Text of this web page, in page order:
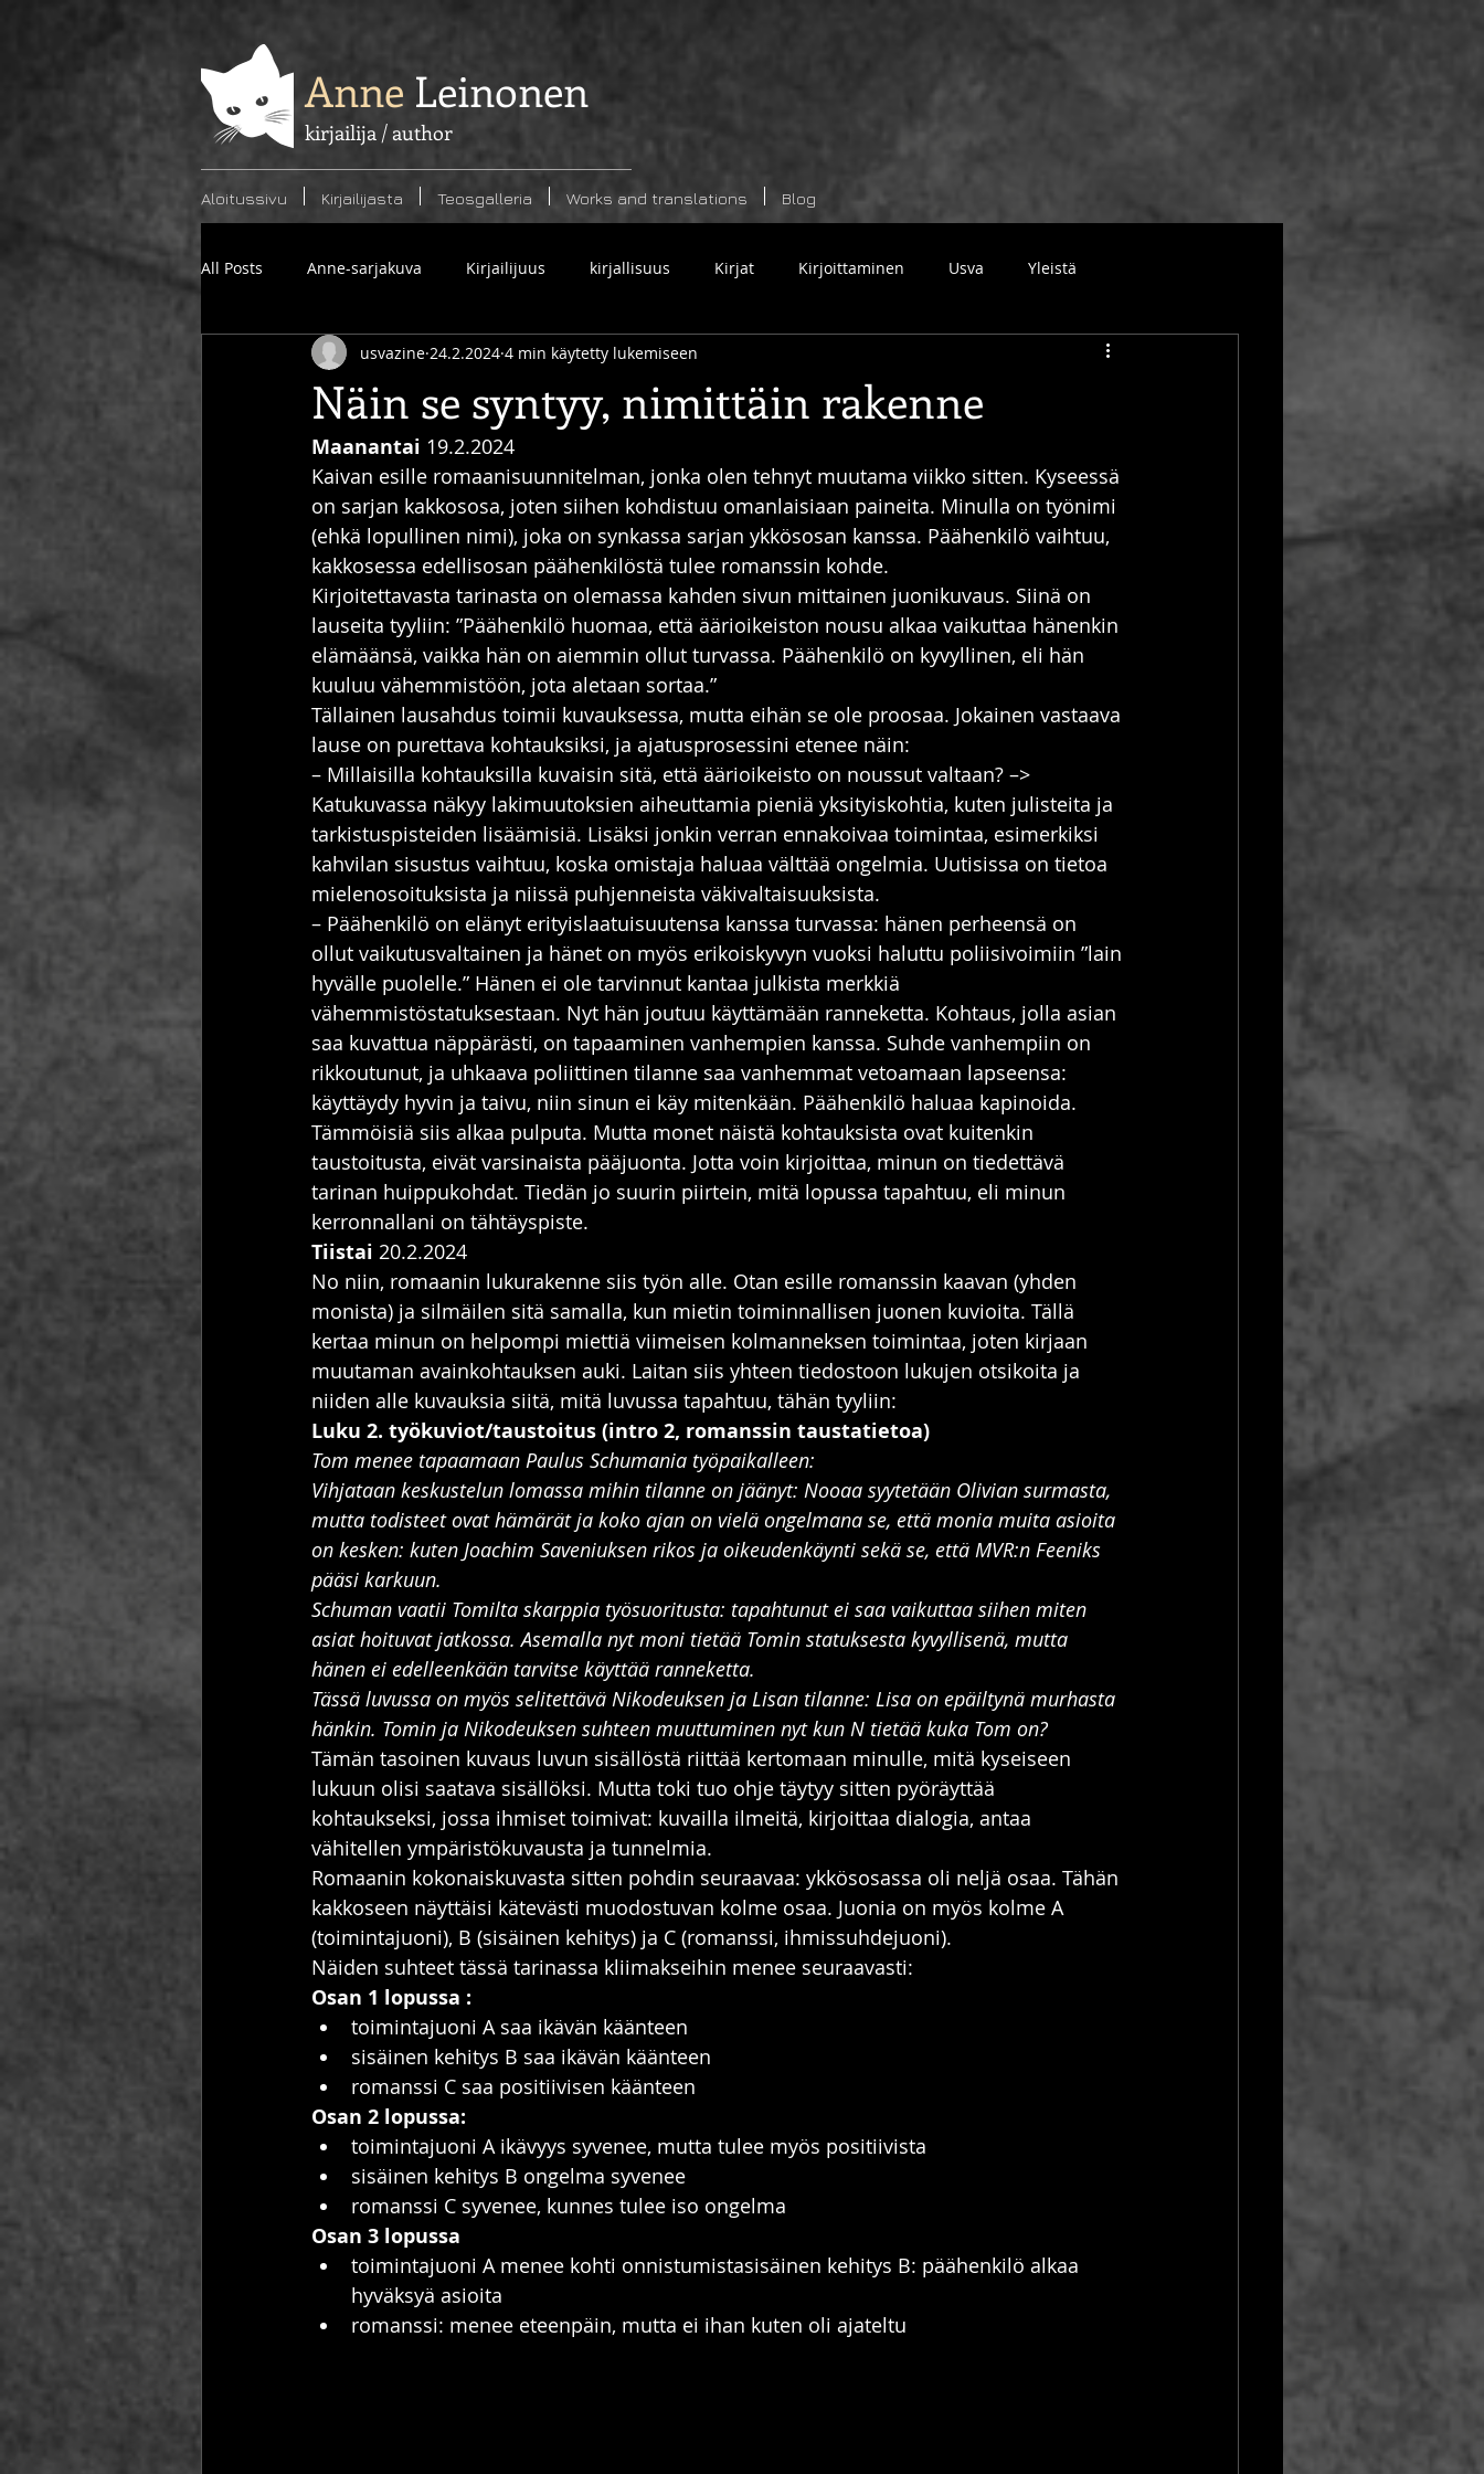
Anne Leinonen
kirjailija / author
Aloitussivu Kirjailijasta Teosgalleria Works and translations Blog
All Posts Anne-sarjakuva Kirjailijuus kirjallisuus Kirjat Kirjoittaminen Usva Yleistä
Näin se syntyy, nimittäin rakenne
usvazine 24.2.2024 4 min käytetty lukemiseen
Maanantai 19.2.2024
Kaivan esille romaanisuunnitelman, jonka olen tehnyt muutama viikko sitten. Kyseessä
on sarjan kakkososa, joten siihen kohdistuu omanlaisiaan paineita. Minulla on työnimi
(ehkä lopullinen nimi), joka on synkassa sarjan ykkösosan kanssa. Päähenkilö vaihtuu,
kakkosessa edellisosan päähenkilöstä tulee romanssin kohde.
Kirjoitettavasta tarinasta on olemassa kahden sivun mittainen juonikuvaus. Siinä on
lauseita tyyliin: ”Päähenkilö huomaa, että äärioikeiston nousu alkaa vaikuttaa hänenkin
elämäänsä, vaikka hän on aiemmin ollut turvassa. Päähenkilö on kyvyllinen, eli hän
kuuluu vähemmistöön, jota aletaan sortaa.”
Tällainen lausahdus toimii kuvauksessa, mutta eihän se ole proosaa. Jokainen vastaava
lause on purettava kohtauksiksi, ja ajatusprosessini etenee näin:
– Millaisilla kohtauksilla kuvaisin sitä, että äärioikeisto on noussut valtaan? –>
Katukuvassa näkyy lakimuutoksien aiheuttamia pieniä yksityiskohtia, kuten julisteita ja
tarkistuspisteiden lisäämisiä. Lisäksi jonkin verran ennakoivaa toimintaa, esimerkiksi
kahvilan sisustus vaihtuu, koska omistaja haluaa välttää ongelmia. Uutisissa on tietoa
mielenosoituksista ja niissä puhjenneista väkivaltaisuuksista.
– Päähenkilö on elänyt erityislaatuisuutensa kanssa turvassa: hänen perheensä on
ollut vaikutusvaltainen ja hänet on myös erikoiskyvyn vuoksi haluttu poliisivoimiin ”lain
hyvälle puolelle.” Hänen ei ole tarvinnut kantaa julkista merkkiä
vähemmistöstatuksestaan. Nyt hän joutuu käyttämään ranneketta. Kohtaus, jolla asian
saa kuvattua näppärästi, on tapaaminen vanhempien kanssa. Suhde vanhempiin on
rikkoutunut, ja uhkaava poliittinen tilanne saa vanhemmat vetoamaan lapseensa:
käyttäydy hyvin ja taivu, niin sinun ei käy mitenkään. Päähenkilö haluaa kapinoida.
Tämmöisiä siis alkaa pulputa. Mutta monet näistä kohtauksista ovat kuitenkin
taustoitusta, eivät varsinaista pääjuonta. Jotta voin kirjoittaa, minun on tiedettävä
tarinan huippukohdat. Tiedän jo suurin piirtein, mitä lopussa tapahtuu, eli minun
kerronnallani on tähtäyspiste.
Tiistai 20.2.2024
No niin, romaanin lukurakenne siis työn alle. Otan esille romanssin kaavan (yhden
monista) ja silmäilen sitä samalla, kun mietin toiminnallisen juonen kuvioita. Tällä
kertaa minun on helpompi miettiä viimeisen kolmanneksen toimintaa, joten kirjaan
muutaman avainkohtauksen auki. Laitan siis yhteen tiedostoon lukujen otsikoita ja
niiden alle kuvauksia siitä, mitä luvussa tapahtuu, tähän tyyliin:
Luku 2. työkuviot/taustoitus (intro 2, romanssin taustatietoa)
Tom menee tapaamaan Paulus Schumania työpaikalleen:
Vihjataan keskustelun lomassa mihin tilanne on jäänyt: Nooaa syytetään Olivian surmasta,
mutta todisteet ovat hämärät ja koko ajan on vielä ongelmana se, että monia muita asioita
on kesken: kuten Joachim Saveniuksen rikos ja oikeudenkäynti sekä se, että MVR:n Feeniks
pääsi karkuun.
Schuman vaatii Tomilta skarppia työsuoritusta: tapahtunut ei saa vaikuttaa siihen miten
asiat hoituvat jatkossa. Asemalla nyt moni tietää Tomin statuksesta kyvyllisenä, mutta
hänen ei edelleenkään tarvitse käyttää ranneketta.
Tässä luvussa on myös selitettävä Nikodeuksen ja Lisan tilanne: Lisa on epäiltynä murhasta
hänkin. Tomin ja Nikodeuksen suhteen muuttuminen nyt kun N tietää kuka Tom on?
Tämän tasoinen kuvaus luvun sisällöstä riittää kertomaan minulle, mitä kyseiseen
lukuun olisi saatava sisällöksi. Mutta toki tuo ohje täytyy sitten pyöräyttää
kohtaukseksi, jossa ihmiset toimivat: kuvailla ilmeitä, kirjoittaa dialogia, antaa
vähitellen ympäristökuvausta ja tunnelmia.
Romaanin kokonaiskuvasta sitten pohdin seuraavaa: ykkösosassa oli neljä osaa. Tähän
kakkoseen näyttäisi kätevästi muodostuvan kolme osaa. Juonia on myös kolme A
(toimintajuoni), B (sisäinen kehitys) ja C (romanssi, ihmissuhdejuoni).
Näiden suhteet tässä tarinassa kliimakseihin menee seuraavasti:
Osan 1 lopussa :
toimintajuoni A saa ikävän käänteen
sisäinen kehitys B saa ikävän käänteen
romanssi C saa positiivisen käänteen
Osan 2 lopussa:
toimintajuoni A ikävyys syvenee, mutta tulee myös positiivista
sisäinen kehitys B ongelma syvenee
romanssi C syvenee, kunnes tulee iso ongelma
Osan 3 lopussa
toimintajuoni A menee kohti onnistumistasisäinen kehitys B: päähenkilö alkaa
hyväksyä asioita
romanssi: menee eteenpäin, mutta ei ihan kuten oli ajateltu